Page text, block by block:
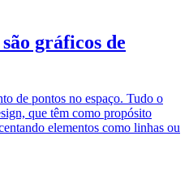
gráficos de
de pontos no espaço. Tudo o
que têm como propósito
elementos como linhas ou